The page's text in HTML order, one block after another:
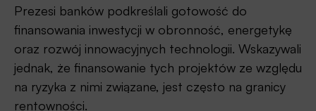
Prezesi banków podkreślali gotowość do
finansowania inwestycji w obronność, energetykę
oraz rozwój innowacyjnych technologii. Wskazywali
jednak, że finansowanie tych projektów ze względu
na ryzyka z nimi związane, jest często na granicy
rentowności.